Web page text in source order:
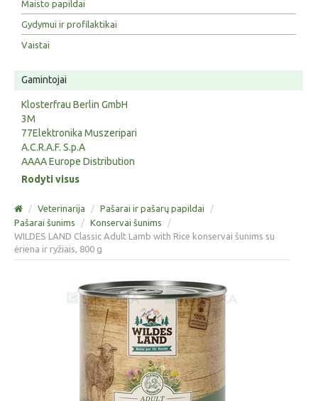
Maisto papildai
Gydymui ir profilaktikai
Vaistai
Gamintojai
Klosterfrau Berlin GmbH
3M
77Elektronika Muszeripari
A.C.R.A.F. S.p.A
AAAA Europe Distribution
Rodyti visus
/ Veterinarija / Pašarai ir pašarų papildai
/
Pašarai šunims
/ Konservai šunims
/
WILDES LAND Classic Adult Lamb with Rice konservai šunims su
ėriena ir ryžiais, 800 g